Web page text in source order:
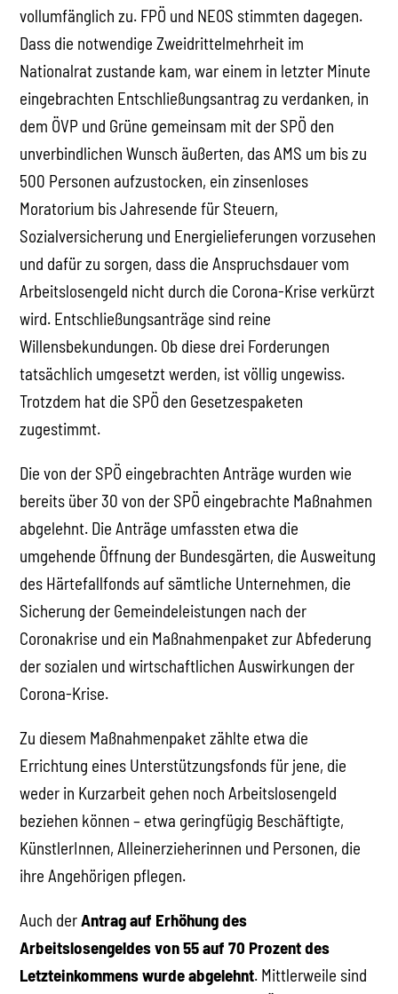
vollumfänglich zu. FPÖ und NEOS stimmten dagegen.
Dass die notwendige Zweidrittelmehrheit im
Nationalrat zustande kam, war einem in letzter Minute
eingebrachten Entschließungsantrag zu verdanken, in
dem ÖVP und Grüne gemeinsam mit der SPÖ den
unverbindlichen Wunsch äußerten, das AMS um bis zu
500 Personen aufzustocken, ein zinsenloses
Moratorium bis Jahresende für Steuern,
Sozialversicherung und Energielieferungen vorzusehen
und dafür zu sorgen, dass die Anspruchsdauer vom
Arbeitslosengeld nicht durch die Corona-Krise verkürzt
wird. Entschließungsanträge sind reine
Willensbekundungen. Ob diese drei Forderungen
tatsächlich umgesetzt werden, ist völlig ungewiss.
Trotzdem hat die SPÖ den Gesetzespaketen
zugestimmt.
Die von der SPÖ eingebrachten Anträge wurden wie
bereits über 30 von der SPÖ eingebrachte Maßnahmen
abgelehnt. Die Anträge umfassten etwa die
umgehende Öffnung der Bundesgärten, die Ausweitung
des Härtefallfonds auf sämtliche Unternehmen, die
Sicherung der Gemeindeleistungen nach der
Coronakrise und ein Maßnahmenpaket zur Abfederung
der sozialen und wirtschaftlichen Auswirkungen der
Corona-Krise.
Zu diesem Maßnahmenpaket zählte etwa die
Errichtung eines Unterstützungsfonds für jene, die
weder in Kurzarbeit gehen noch Arbeitslosengeld
beziehen können – etwa geringfügig Beschäftigte,
KünstlerInnen, Alleinerzieherinnen und Personen, die
ihre Angehörigen pflegen.
Auch derAntrag auf Erhöhung des
Arbeitslosengeldes von 55 auf 70 Prozent des
Letzteinkommens wurde abgelehnt. Mittlerweile sind